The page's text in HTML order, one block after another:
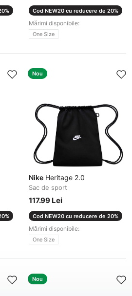
Cod NEW20 cu reducere de 20%
Mărimi disponibile:
One Size
Nou
Nike Heritage 2.0
Sac de sport
117.99 Lei
Cod NEW20 cu reducere de 20%
Mărimi disponibile:
One Size
Nou